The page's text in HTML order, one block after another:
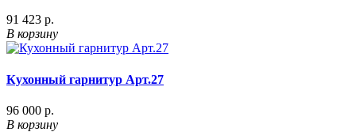
91 423 р.
В корзину
Кухонный гарнитур Арт.27
96 000 р.
В корзину